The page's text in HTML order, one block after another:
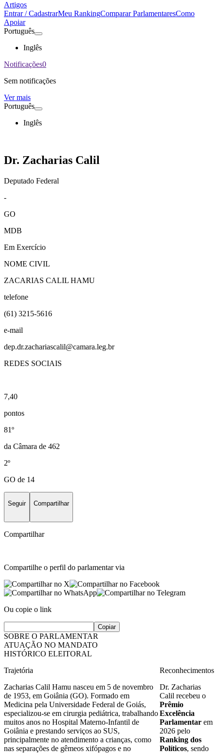
Artigos
Entrar / CadastrarMeu RankingComparar ParlamentaresComo
Apoiar
Português
Inglês
Notificações0
Sem notificações
Ver mais
Português
Inglês
Dr. Zacharias Calil
Deputado Federal
-
GO
MDB
Em Exercício
NOME CIVIL
ZACARIAS CALIL HAMU
telefone
(61) 3215-5616
e-mail
dep.dr.zachariascalil@camara.leg.br
REDES SOCIAIS
7,40
pontos
81º
da Câmara de 462
2º
GO de 14
Seguir Compartilhar
Compartilhar
Compartilhe o perfil do parlamentar via
Ou copie o link
Copiar
SOBRE O PARLAMENTAR
ATUAÇÃO NO MANDATO
HISTÓRICO ELEITORAL
Trajetória
Zacharias Calil Hamu nasceu em 5 de novembro
de 1953, em Goiânia (GO). Formado em
Medicina pela Universidade Federal de Goiás,
especializou-se em cirurgia pediátrica, trabalhando
muitos anos no Hospital Materno-Infantil de
Goiânia e prestando serviços ao SUS,
principalmente no atendimento a crianças, como
nas separações de gêmeos xifópagos e no
Reconhecimentos
Dr. Zacharias
Calil recebeu o
Prêmio
Excelência
Parlamentar em
2026 pelo
Ranking dos
Políticos, sendo